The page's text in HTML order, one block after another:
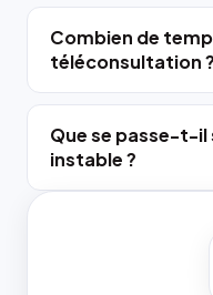
Combien de
téléconsultation ?
Que se passe-t-il
instable ?